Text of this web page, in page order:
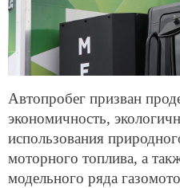
Автопробег призван
экономичность,
использования
моторного топлива, а
модельного ряда